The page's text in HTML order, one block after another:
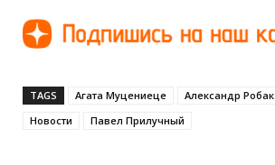
TAGS Агата Муцениеце Александр Робак
Новости
Павел Прилучный